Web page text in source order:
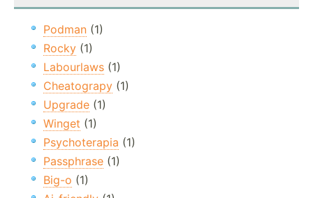
Podman (1)
Rocky (1)
Labourlaws (1)
Cheatograpy (1)
Upgrade (1)
Winget (1)
Psychoterapia (1)
Passphrase (1)
Big-o (1)